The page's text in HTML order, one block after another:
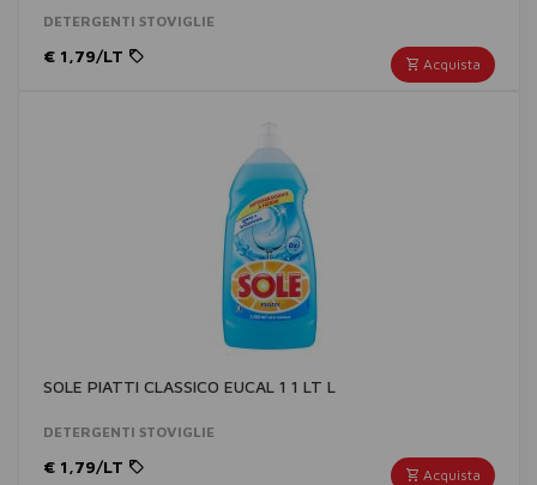
DETERGENTI STOVIGLIE
Acquista
€ 1,79/LT
SOLE PIATTI CLASSICO EUCAL 1 1 LT L
DETERGENTI STOVIGLIE
Acquista
€ 1,79/LT